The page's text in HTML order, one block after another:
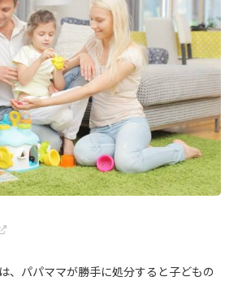
、パパママが勝手に処分すると子どもの